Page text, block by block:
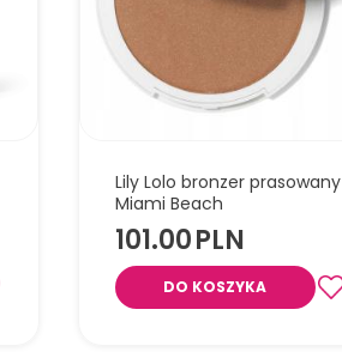
Lily Lolo bronzer prasowany
Miami Beach
101.00PLN
DO KOSZYKA